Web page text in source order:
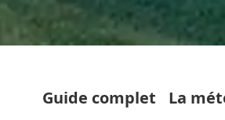
Guide complet La